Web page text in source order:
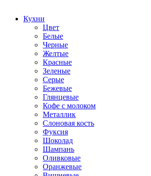
Кухни
Цвет
Белые
Черные
Желтые
Красные
Зеленые
Серые
Бежевые
Глянцевые
Кофе с молоком
Металлик
Слоновая кость
Фуксия
Шоколад
Шампань
Оливковые
Оранжевые